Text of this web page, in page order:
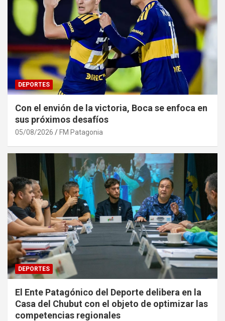
DEPORTES
Con el envión de la victoria, Boca se enfoca en
sus próximos desafíos
05/08/2026 FM Patagonia
DEPORTES
El Ente Patagónico del Deporte delibera en la
Casa del Chubut con el objeto de optimizar las
competencias regionales